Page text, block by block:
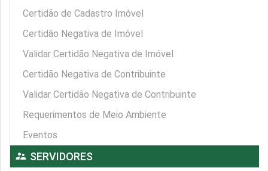
Certidão de Cadastro Imóvel
Certidão Negativa de Imóvel
Validar Certidão Negativa de Imóvel
Certidão Negativa de Contribuinte
Validar Certidão Negativa de Contribuinte
Requerimentos de Meio Ambiente
Eventos
supervisor_account SERVIDORES